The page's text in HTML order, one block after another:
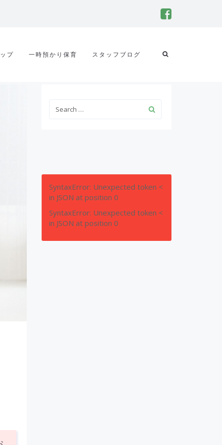
プ 一時預かり保育 スタッフブログ
SyntaxError: Unexpected token <
in JSON at position 0
SyntaxError: Unexpected token <
in JSON at position 0